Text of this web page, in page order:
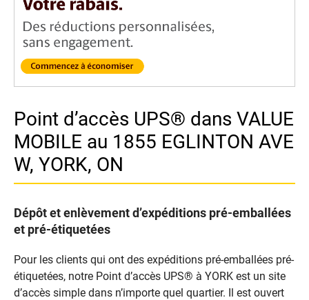
Point d’accès UPS® dans VALUE
MOBILE au 1855 EGLINTON AVE
W, YORK, ON
Dépôt et enlèvement d’expéditions pré-emballées
et pré-étiquetées
Pour les clients qui ont des expéditions pré-emballées pré-
étiquetées, notre Point d’accès UPS® à YORK est un site
d’accès simple dans n’importe quel quartier. Il est ouvert